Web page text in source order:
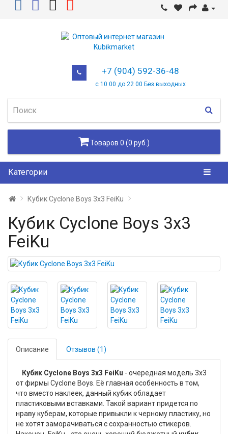
+7 (904) 592-36-48
с 10 00 до 22 00 Без выходных
Товаров 0 (0 руб.)
Категории
Кубик Cyclone Boys 3x3 FeiKu
Кубик Cyclone Boys 3x3
FeiKu
Описание Отзывов (1)
Кубик Cyclone Boys 3x3 FeiKu - очередная модель 3х3
от фирмы Cyclone Boys. Её главная особенность в том,
что вместо наклеек, данный кубик обладает
пластиковыми вставками. Такой вариант придется по
нраву куберам, которые привыкли к черному пластику, но
не хотят заморачиваться с сохранностью стикеров.